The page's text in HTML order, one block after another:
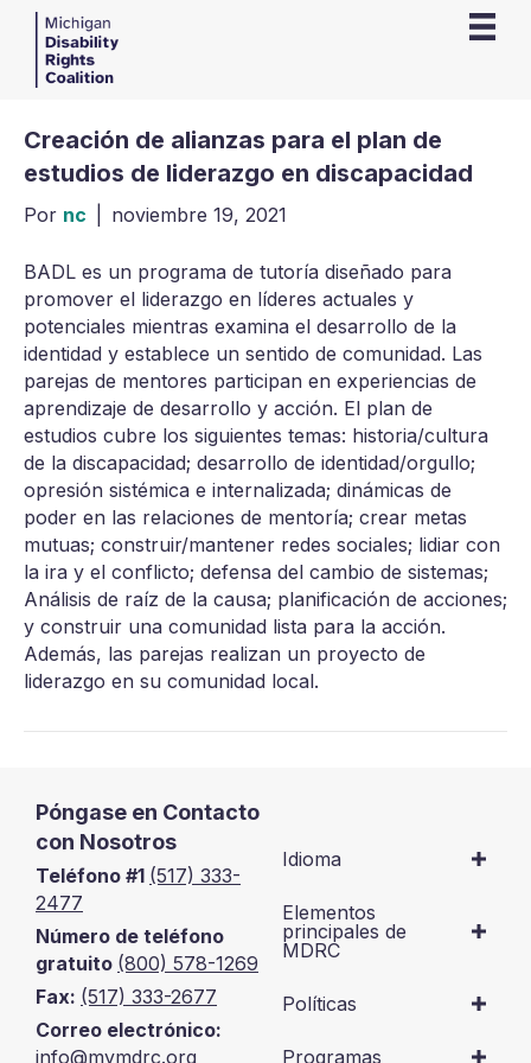
Creación de alianzas para el plan de
estudios de liderazgo en discapacidad
Por nc noviembre 19, 2021
BADL es un programa de tutoría diseñado para
promover el liderazgo en líderes actuales y
potenciales mientras examina el desarrollo de la
identidad y establece un sentido de comunidad. Las
parejas de mentores participan en experiencias de
aprendizaje de desarrollo y acción. El plan de
estudios cubre los siguientes temas: historia/cultura
de la discapacidad; desarrollo de identidad/orgullo;
opresión sistémica e internalizada; dinámicas de
poder en las relaciones de mentoría; crear metas
mutuas; construir/mantener redes sociales; lidiar con
la ira y el conflicto; defensa del cambio de sistemas;
Análisis de raíz de la causa; planificación de acciones;
y construir una comunidad lista para la acción.
Además, las parejas realizan un proyecto de
liderazgo en su comunidad local.
Póngase en Contacto
con Nosotros
Teléfono #1 (517) 333-
2477
Número de teléfono
gratuito (800) 578-1269
Fax: (517) 333-2677
Correo electrónico:
info@mymdrc.org
Idioma
Elementos
principales de
MDRC
Políticas
Programas